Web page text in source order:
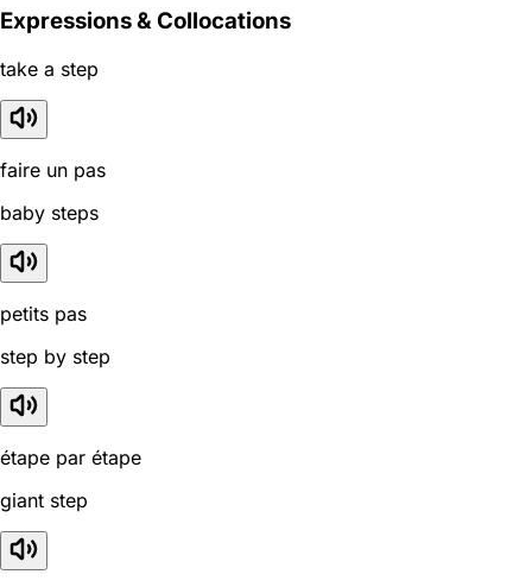
Expressions & Collocations
take a step
faire un pas
baby steps
petits pas
step by step
étape par étape
giant step